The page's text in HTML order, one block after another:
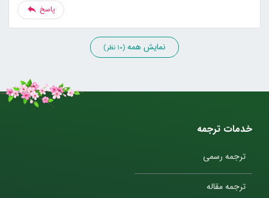
پاسخ
نمایش همه (10 نظر)
خدمات ترجمه
ترجمه رسمی
ترجمه مقاله